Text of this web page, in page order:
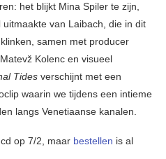
het blijkt Mina Spiler te zijn,
van Laibach, die in dit
samen met producer
Kolenc en visueel
Tides verschijnt met een
waarin we tijdens een intieme
langs Venetiaanse kanalen.
op 7/2, maar bestellen is al